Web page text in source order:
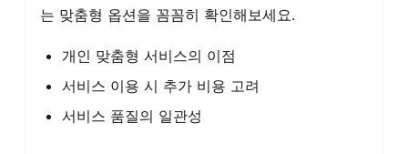
는 맞춤형 옵션을 꼼꼼히 확인해보세요.
개인 맞춤형 서비스의 이점
서비스 이용 시 추가 비용 고려
서비스 품질의 일관성